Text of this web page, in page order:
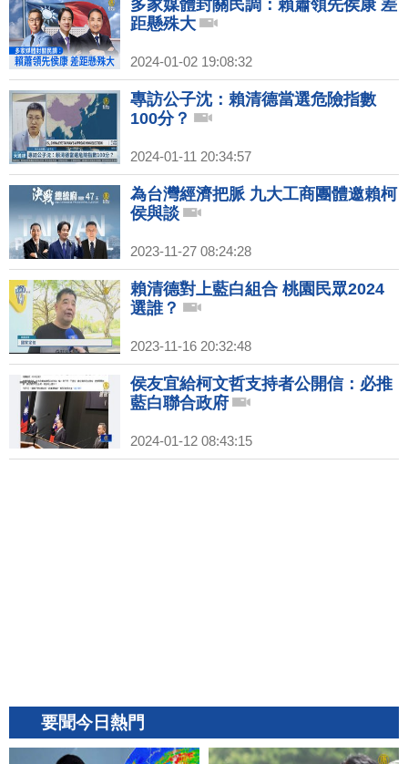
多家媒體封關民調：賴蕭領先侯康 差
距懸殊大
2024-01-02 19:08:32
專訪公子沈：賴清德當選危險指數
100分？
2024-01-11 20:34:57
為台灣經濟把脈 九大工商團體邀賴柯
侯與談
2023-11-27 08:24:28
賴清德對上藍白組合 桃園民眾2024
選誰？
2023-11-16 20:32:48
侯友宜給柯文哲支持者公開信：必推
藍白聯合政府
2024-01-12 08:43:15
要聞今日熱門